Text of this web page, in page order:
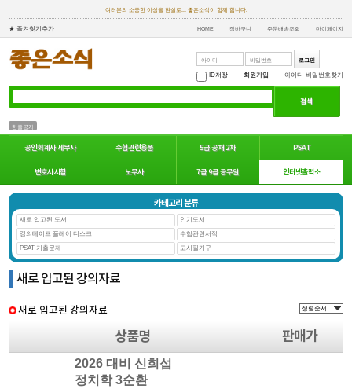
여러분의 소중한 이상을 현실로... 좋은소식이 함께 합니다.
★ 즐겨찾기추가 HOME 장바구니 주문배송조회 마이페이지
ID저장 회원가입 아이디·비밀번호찾기
한줄공지
공인회계사 세무사 수험관련용품 5급 공채 2차 PSAT
변호사시험 노무사 7급 9급 공무원 인터넷출력소
카테고리 분류
새로 입고된 도서
인기도서
강의테이프 플레이 디스크
수험관련서적
PSAT 기출문제
고시필기구
새로 입고된 강의자료
새로 입고된 강의자료
상품명 판매가
2026 대비 신희섭
정치학 3순환